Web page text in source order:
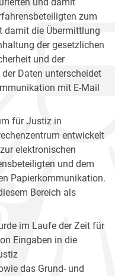
und damit
zum
damit die Übermittlung
der gesetzlichen
und der
Daten unterscheidet
mit E-Mail
für Justiz in
entwickelt
elektronischen
und dem
Papierkommunikation.
Bereich als
im Laufe der Zeit für
Eingaben in die
das Grund- und